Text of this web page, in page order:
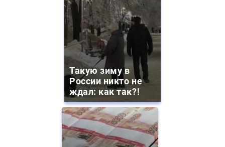
Такую зиму в
России никто не
ждал: как так?!